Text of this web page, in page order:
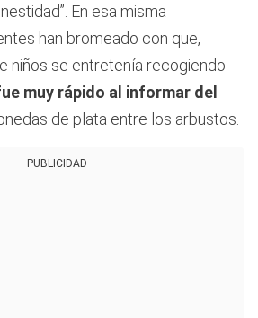
En esa misma
han bromeado con que,
niños se entretenía recogiendo
muy rápido al informar del
de plata entre los arbustos.
PUBLICIDAD